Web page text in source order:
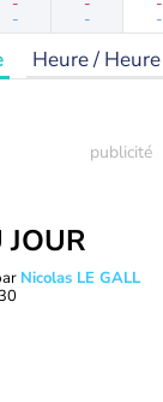
- - -
Heure / Heure
JOUR
Nicolas LE GALL